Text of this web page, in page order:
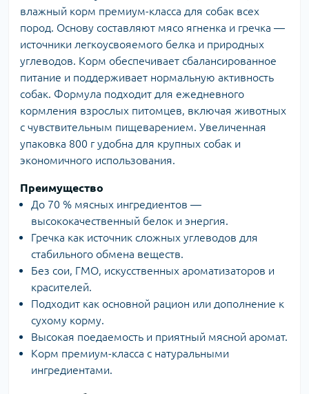
влажный корм премиум-класса для собак всех
пород. Основу составляют мясо ягненка и гречка —
источники легкоусвояемого белка и природных
углеводов. Корм обеспечивает сбалансированное
питание и поддерживает нормальную активность
собак. Формула подходит для ежедневного
кормления взрослых питомцев, включая животных
с чувствительным пищеварением. Увеличенная
упаковка 800 г удобна для крупных собак и
экономичного использования.
Преимущество
До 70 % мясных ингредиентов —
высококачественный белок и энергия.
Гречка как источник сложных углеводов для
стабильного обмена веществ.
Без сои, ГМО, искусственных ароматизаторов и
красителей.
Подходит как основной рацион или дополнение к
сухому корму.
Высокая поедаемость и приятный мясной аромат.
Корм премиум-класса с натуральными
ингредиентами.